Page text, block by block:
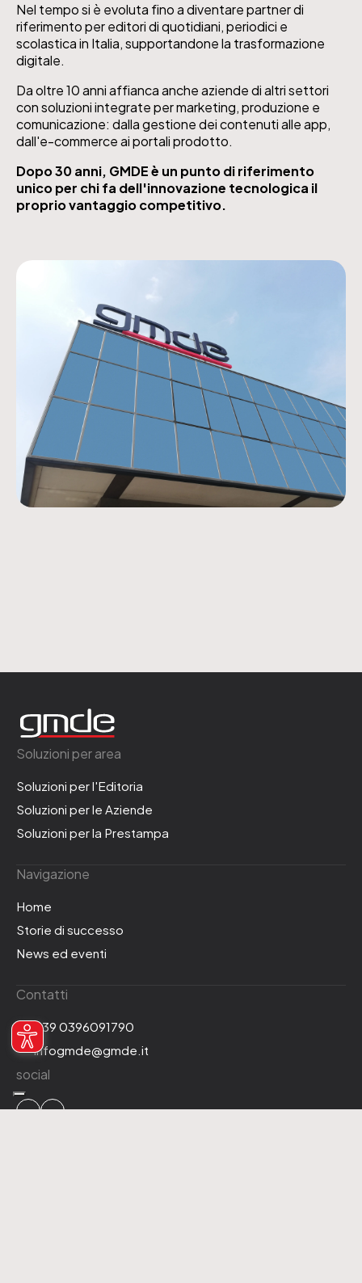
Nel tempo si è evoluta fino a diventare partner di
riferimento per editori di quotidiani, periodici e
scolastica in Italia, supportandone la trasformazione
digitale.
Da oltre 10 anni affianca anche aziende di altri settori
con soluzioni integrate per marketing, produzione e
comunicazione: dalla gestione dei contenuti alle app,
dall'e-commerce ai portali prodotto.
Dopo 30 anni, GMDE è un punto di riferimento
unico per chi fa dell'innovazione tecnologica il
proprio vantaggio competitivo.
Soluzioni per area
Soluzioni per l'Editoria
Soluzioni per le Aziende
Soluzioni per la Prestampa
Navigazione
Home
Storie di successo
News ed eventi
Contatti
+39 0396091790
infogmde@gmde.it
social